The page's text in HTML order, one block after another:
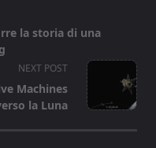
la storia di una
NEXT POST
Machines
la Luna